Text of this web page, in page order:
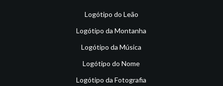
Logótipo do Leão
Logótipo da Montanha
Logótipo da Música
Logótipo do Nome
Logótipo da Fotografia